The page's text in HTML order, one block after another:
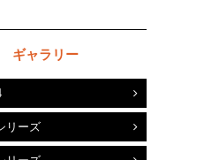
ギャラリー
リーズ